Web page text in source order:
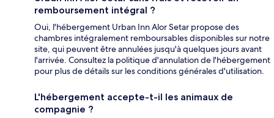
remboursement intégral ?
Oui, l'hébergement Urban Inn Alor Setar propose des
chambres intégralement remboursables disponibles sur notre
site, qui peuvent être annulées jusqu'à quelques jours avant
l'arrivée. Consultez la politique d'annulation de l'hébergement
pour plus de détails sur les conditions générales d'utilisation.
L'hébergement accepte-t-il les animaux de
compagnie ?